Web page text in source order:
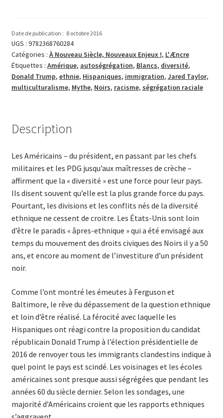
la
diversité
:
du
mythe
à
Date de publication : 8 octobre 2016
UGS : 9782368760284
Catégories : À Nouveau Siècle, Nouveaux Enjeux !, L'Æncre
Étiquettes : Amérique, autoségrégation, Blancs, diversité,
Donald Trump, ethnie, Hispaniques, immigration, Jared Taylor,
multiculturalisme, Mythe, Noirs, racisme, ségrégation raciale
Description
Les Américains – du président, en passant par les chefs
militaires et les PDG jusqu’aux maîtresses de crèche –
affirment que la « diversité » est une force pour leur pays.
Ils disent souvent qu’elle est la plus grande force du pays.
Pourtant, les divisions et les conflits nés de la diversité
ethnique ne cessent de croitre. Les États-Unis sont loin
d’être le paradis « âpres-ethnique » qui a été envisagé aux
temps du mouvement des droits civiques des Noirs il y a 50
ans, et encore au moment de l’investiture d’un président
noir.
Comme l’ont montré les émeutes à Ferguson et
Baltimore, le rêve du dépassement de la question ethnique
et loin d’être réalisé. La férocité avec laquelle les
Hispaniques ont réagi contre la proposition du candidat
républicain Donald Trump à l’élection présidentielle de
2016 de renvoyer tous les immigrants clandestins indique à
quel point le pays est scindé. Les voisinages et les écoles
américaines sont presque aussi ségrégées que pendant les
années 60 du siècle dernier. Selon les sondages, une
majorité d’Américains croient que les rapports ethniques